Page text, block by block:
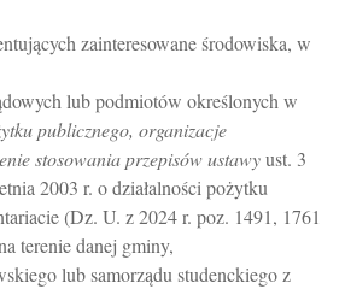
zainteresowane środowiska, w
lub podmiotów określonych w
publicznego, organizacje
stosowania przepisów ustawyust. 3
2003 r. o działalności pożytku
(Dz. U. z 2024 r. poz. 1491, 1761
terenie danej gminy,
lub samorządu studenckiego z